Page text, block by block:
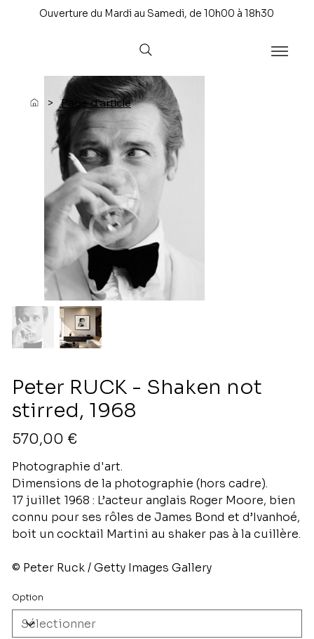
Ouverture du Mardi au Samedi, de 10h00 à 18h30
Peter RUCK - Shaken not
stirred, 1968
Prix
570,00 €
Photographie d'art.
Dimensions de la photographie (hors cadre).
17 juillet 1968 : L’acteur anglais Roger Moore, bien
connu pour ses rôles de James Bond et d’Ivanhoé,
boit un cocktail Martini au shaker pas à la cuillère.
© Peter Ruck / Getty Images Gallery
Option
> Page d'article